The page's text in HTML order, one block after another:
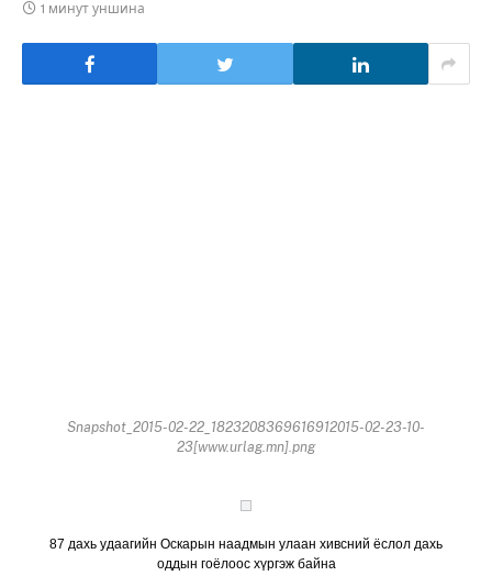
1 минут уншина
Snapshot_2015-02-22_1823208369616912015-02-23-10-
23[www.urlag.mn].png
87 дахь удаагийн Оскарын наадмын улаан хивсний ёслол дахь
оддын гоёлоос хүргэж байна